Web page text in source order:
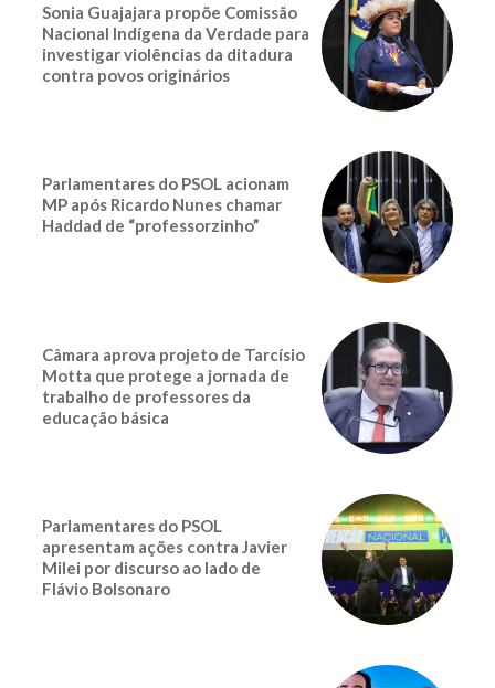
Sonia Guajajara propõe Comissão
Nacional Indígena da Verdade para
investigar violências da ditadura
contra povos originários
Parlamentares do PSOL acionam
MP após Ricardo Nunes chamar
Haddad de “professorzinho”
Câmara aprova projeto de Tarcísio
Motta que protege a jornada de
trabalho de professores da
educação básica
Parlamentares do PSOL
apresentam ações contra Javier
Milei por discurso ao lado de
Flávio Bolsonaro